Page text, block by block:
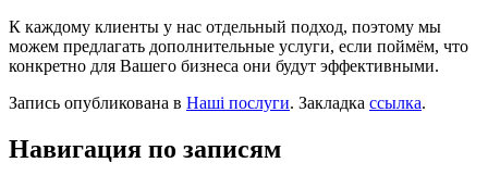
К каждому клиенты у нас отдельный подход, поэтому мы
можем предлагать дополнительные услуги, если поймём, что
конкретно для Вашего бизнеса они будут эффективными.
Запись опубликована в Наші послуги. Закладка ссылка.
Навигация по записям